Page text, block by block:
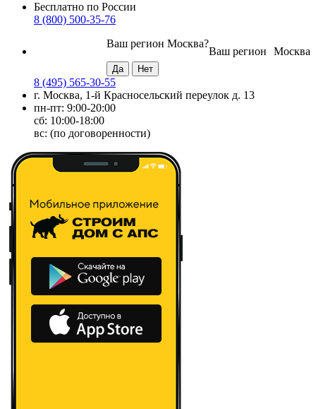
Бесплатно по России
8 (800) 500-35-76
Москва
Ваш регион
Ваш регион Москва?
8 (495) 565-30-55
г. Москва, 1-й Красносельский переулок д. 13
пн-пт: 9:00-20:00
сб: 10:00-18:00
вс: (по договоренности)